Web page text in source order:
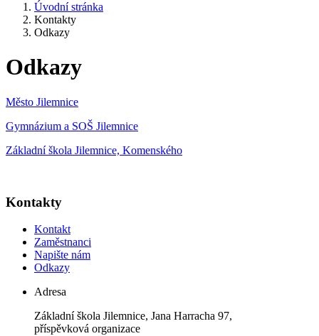
Úvodní stránka
Kontakty
Odkazy
Odkazy
Město Jilemnice
Gymnázium a SOŠ Jilemnice
Základní škola Jilemnice, Komenského
Kontakty
Kontakt
Zaměstnanci
Napište nám
Odkazy
Adresa
Základní škola Jilemnice, Jana Harracha 97,
příspěvková organizace